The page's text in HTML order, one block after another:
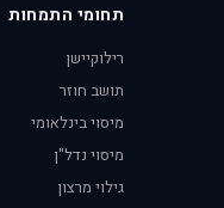
תחומי התמחות
רילוקיישן
תושב חוזר
מיסוי בינלאומי
מיסוי נדל"ן
גילוי מרצון